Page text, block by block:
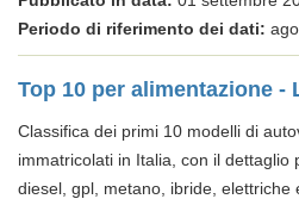
Periodo di riferimento dei dati:
Top 10 per alimentazione -
Classifica dei primi 10 modelli di
immatricolati in Italia, con il dettaglio
diesel, gpl, metano, ibride, elettriche